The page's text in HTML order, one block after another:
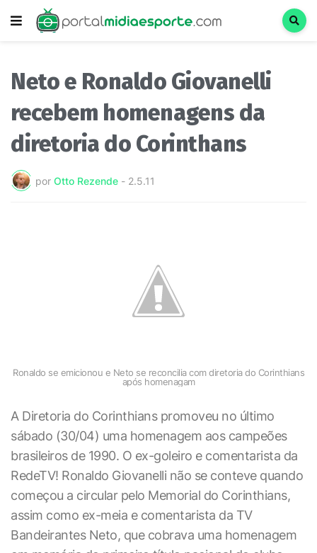
Neto e Ronaldo Giovanelli
recebem homenagens da
diretoria do Corinthans
por Otto Rezende - 2.5.11
Ronaldo se emicionou e Neto se reconcilia com diretoria do Corinthians
após homenagam
A Diretoria do Corinthians promoveu no último
sábado (30/04) uma homenagem aos campeões
brasileiros de 1990. O ex-goleiro e comentarista da
RedeTV! Ronaldo Giovanelli não se conteve quando
começou a circular pelo Memorial do Corinthians,
assim como ex-meia e comentarista da TV
Bandeirantes Neto, que cobrava uma homenagem